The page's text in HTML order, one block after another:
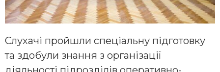
Слухачі пройшли спеціальну підготовку
та здобули знання з організації